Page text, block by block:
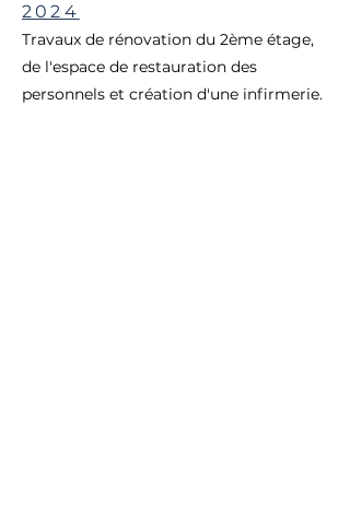
2024
Travaux de rénovation du 2ème étage,
de l'espace de restauration des
personnels et création d'une infirmerie.